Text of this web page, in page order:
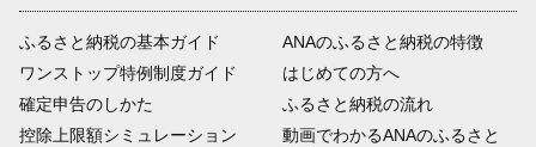
ふるさと納税の基本ガイド
ワンストップ特例制度ガイド
確定申告のしかた
控除上限額シミュレーション
ANAのふるさと納税の特徴
はじめての方へ
ふるさと納税の流れ
動画でわかるANAのふるさと